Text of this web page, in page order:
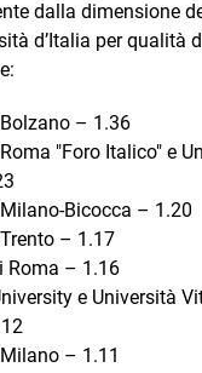
dalla dimensione
d’Italia per qualità
– 1.36
"Foro Italico" e
Bicocca – 1.20
– 1.17
Roma – 1.16
e Università
– 1.11